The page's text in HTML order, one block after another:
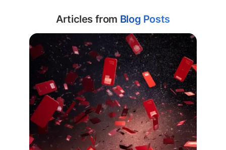
Articles from Blog Posts